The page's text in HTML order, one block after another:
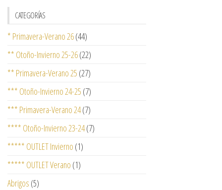
CATEGORÍAS
* Primavera-Verano 26(44)
** Otoño-Invierno 25-26(22)
** Primavera-Verano 25 (27)
*** Otoño-Invierno 24-25 (7)
*** Primavera-Verano 24(7)
**** Otoño-Invierno 23-24(7)
***** OUTLET Invierno (1)
***** OUTLET Verano (1)
Abrigos (5)